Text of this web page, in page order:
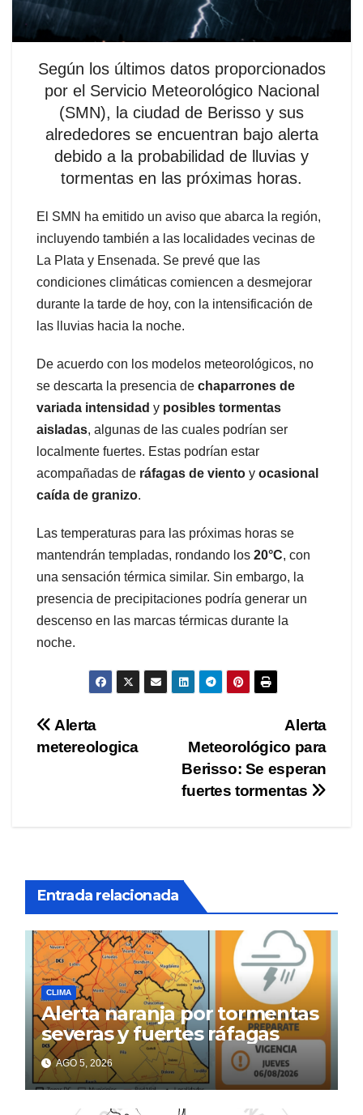
Según los últimos datos proporcionados
por el Servicio Meteorológico Nacional
(SMN), la ciudad de Berisso y sus
alrededores se encuentran bajo alerta
debido a la probabilidad de lluvias y
tormentas en las próximas horas.
El SMN ha emitido un aviso que abarca la región,
incluyendo también a las localidades vecinas de
La Plata y Ensenada. Se prevé que las
condiciones climáticas comiencen a desmejorar
durante la tarde de hoy, con la intensificación de
las lluvias hacia la noche.
De acuerdo con los modelos meteorológicos, no
se descarta la presencia de chaparrones de
variada intensidad y posibles tormentas
aisladas, algunas de las cuales podrían ser
localmente fuertes. Estas podrían estar
acompañadas de ráfagas de viento y ocasional
caída de granizo.
Las temperaturas para las próximas horas se
mantendrán templadas, rondando los 20°C, con
una sensación térmica similar. Sin embargo, la
presencia de precipitaciones podría generar un
descenso en las marcas térmicas durante la
noche.
Navegación
Alerta
Meteorológico para
Berisso: Se esperan
fuertes tormentas
Alerta
metereologica
Entrada relacionada
CLIMA
Alerta naranja por tormentas
severas y fuertes ráfagas
AGO 5, 2026